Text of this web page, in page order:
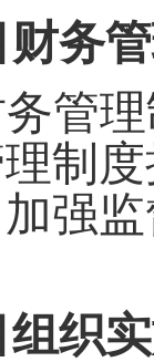
财务
务管
制
加强
组织